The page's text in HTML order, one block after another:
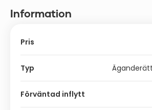
Information
Pris
Typ
Förväntad inflytt